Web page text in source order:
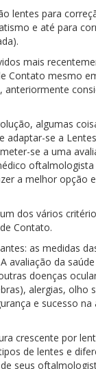
lentes para
e até para
mais
Contato mesmo
anteriormente
algumas
adaptar-se a
se a uma
oftalmologista
a melhor opção
dos vários
Contato.
as medidas
avaliação da
doenças
alergias, olho
e sucesso na
crescente por
de lentes e
seus